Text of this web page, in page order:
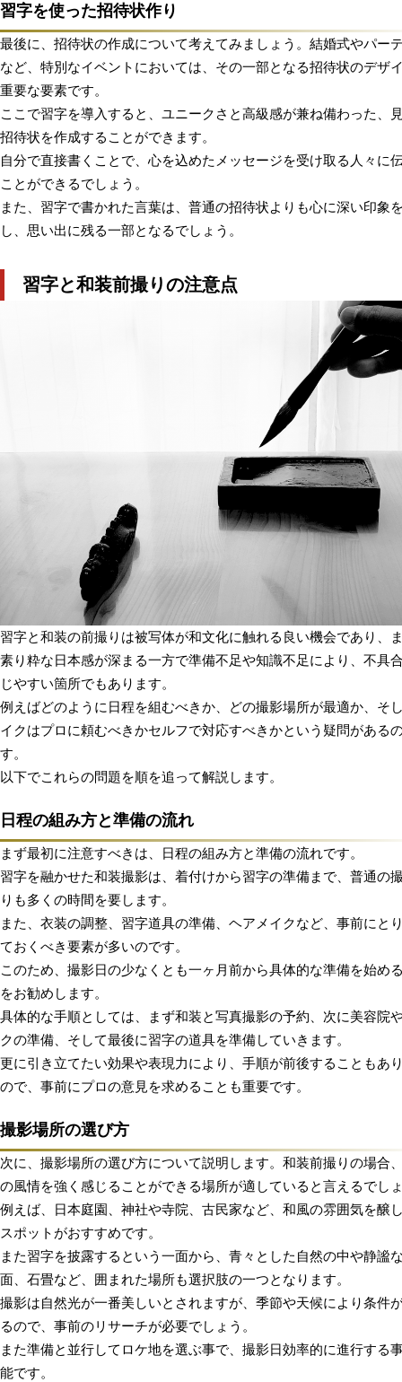
習字を使った招待状作り
最後に、招待状の作成について考えてみましょう。結婚式やパー
など、特別なイベントにおいては、その一部となる招待状のデザ
重要な要素です。
ここで習字を導入すると、ユニークさと高級感が兼ね備わった、
招待状を作成することができます。
自分で直接書くことで、心を込めたメッセージを受け取る人々に
ことができるでしょう。
また、習字で書かれた言葉は、普通の招待状よりも心に深い印象
し、思い出に残る一部となるでしょう。
習字と和装前撮りの注意点
習字と和装の前撮りは被写体が和文化に触れる良い機会であり、
素り粋な日本感が深まる一方で準備不足や知識不足により、不具
じやすい箇所でもあります。
例えばどのように日程を組むべきか、どの撮影場所が最適か、そ
イクはプロに頼むべきかセルフで対応すべきかという疑問がある
す。
以下でこれらの問題を順を追って解説します。
日程の組み方と準備の流れ
まず最初に注意すべきは、日程の組み方と準備の流れです。
習字を融かせた和装撮影は、着付けから習字の準備まで、普通の
りも多くの時間を要します。
また、衣装の調整、習字道具の準備、ヘアメイクなど、事前にと
ておくべき要素が多いのです。
このため、撮影日の少なくとも一ヶ月前から具体的な準備を始め
をお勧めします。
具体的な手順としては、まず和装と写真撮影の予約、次に美容院
クの準備、そして最後に習字の道具を準備していきます。
更に引き立てたい効果や表現力により、手順が前後することもあ
ので、事前にプロの意見を求めることも重要です。
撮影場所の選び方
次に、撮影場所の選び方について説明します。和装前撮りの場合
の風情を強く感じることができる場所が適していると言えるでし
例えば、日本庭園、神社や寺院、古民家など、和風の雰囲気を醸
スポットがおすすめです。
また習字を披露するという一面から、青々とした自然の中や静謐
面、石畳など、囲まれた場所も選択肢の一つとなります。
撮影は自然光が一番美しいとされますが、季節や天候により条件
るので、事前のリサーチが必要でしょう。
また準備と並行してロケ地を選ぶ事で、撮影日効率的に進行する
能です。